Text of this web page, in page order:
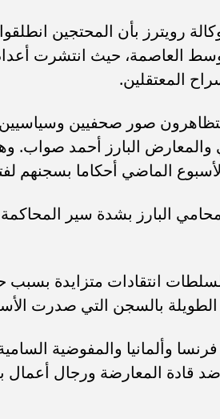
رويترز بأن المحتجين
وسط العاصمة، حيث انتشرت
المعتقلين.
صور صحفيين وسياسيين
والمعارض البارز أحمد صواب.
الماضي أحكاما بسجنهم لفترات تصل إلى 66 عاما بتهم
البارز بشدة سير
انتقادات متزايدة
الطويلة بالسجن التي صدرت
وألمانيا والمفوضية
قادة المعارضة ورجال أعمال